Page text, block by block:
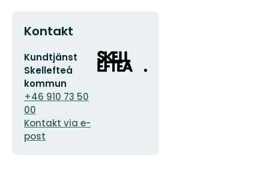
Kontakt
E-
postadress
Kundtjänst
Skellefteå
kommun
+46 910 73 50
00
Kontakt via e-
post
Organisationens
logotyp